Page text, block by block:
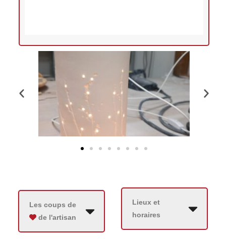
Les coups de
de l'artisan
Lieux et
horaires